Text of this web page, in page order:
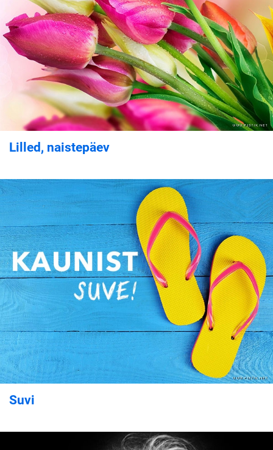
Lilled, naistepäev
Suvi